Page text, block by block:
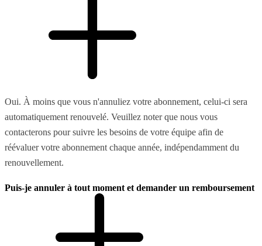
Oui. À moins que vous n'annuliez votre abonnement, celui-ci sera
automatiquement renouvelé. Veuillez noter que nous vous
contacterons pour suivre les besoins de votre équipe afin de
réévaluer votre abonnement chaque année, indépendamment du
renouvellement.
Puis-je annuler à tout moment et demander un remboursement